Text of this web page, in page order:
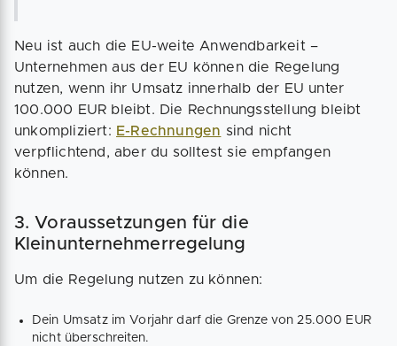
Neu ist auch die EU-weite Anwendbarkeit –
Unternehmen aus der EU können die Regelung
nutzen, wenn ihr Umsatz innerhalb der EU unter
100.000 EUR bleibt. Die Rechnungsstellung bleibt
unkompliziert: E-Rechnungen sind nicht
verpflichtend, aber du solltest sie empfangen
können.
3. Voraussetzungen für die
Kleinunternehmerregelung
Um die Regelung nutzen zu können:
Dein Umsatz im Vorjahr darf die Grenze von 25.000 EUR
nicht überschreiten.